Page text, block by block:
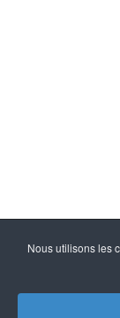
Nous utilisons les